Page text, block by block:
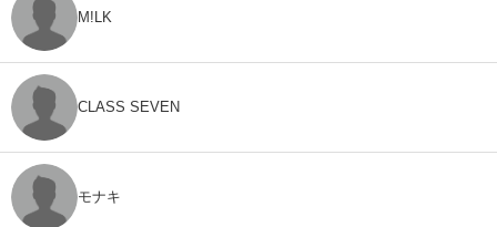
M!LK
CLASS SEVEN
モナキ